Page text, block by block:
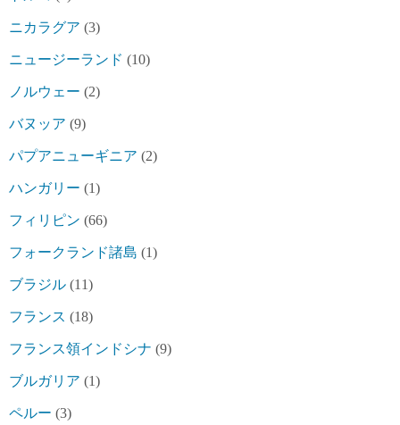
ニカラグア (3)
ニュージーランド (10)
ノルウェー (2)
バヌッア (9)
パプアニューギニア (2)
ハンガリー (1)
フィリピン (66)
フォークランド諸島 (1)
ブラジル (11)
フランス (18)
フランス領インドシナ (9)
ブルガリア (1)
ペルー (3)